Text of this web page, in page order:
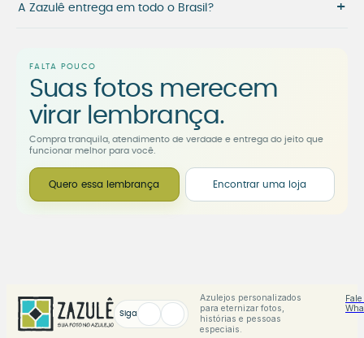
A Zazulê entrega em todo o Brasil? +
FALTA POUCO
Suas fotos merecem
virar lembrança.
Compra tranquila, atendimento de verdade e entrega do jeito que
funcionar melhor para você.
Quero essa lembrança Encontrar uma loja
Siga
Azulejos personalizados
para eternizar fotos,
histórias e pessoas
especiais.